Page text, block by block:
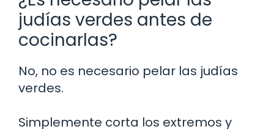
judías verdes antes de
cocinarlas?
No, no es necesario pelar las judías
verdes.
Simplemente corta los extremos y